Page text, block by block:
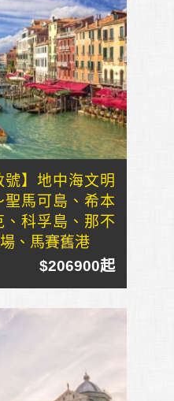
號】地中海文明
馬可島、希本
、科孚島、那不
、馬賽舊港
$206900起